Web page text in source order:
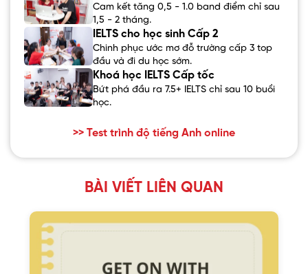
Cam kết tăng 0,5 - 1.0 band điểm chỉ sau
1,5 - 2 tháng.
IELTS cho học sinh Cấp 2
Chinh phục ước mơ đỗ trường cấp 3 top
đầu và đi du học sớm.
Khoá học IELTS Cấp tốc
Bứt phá đầu ra 7.5+ IELTS chỉ sau 10 buổi
học.
>> Test trình độ tiếng Anh online
BÀI VIẾT LIÊN QUAN